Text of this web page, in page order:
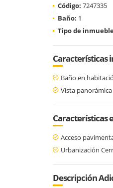
Código: 7247335
Baño: 1
Tipo de
Características
Baño en
Vista panorámica
Características
Acceso
Urbanización
Descripción